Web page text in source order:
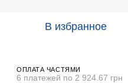
В избранное
ОПЛАТА ЧАСТЯМИ
6 платежей по 2 924.67 грн